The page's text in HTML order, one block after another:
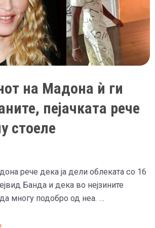
на Мадона ѝ ги
пејачката рече
стоеле
рече дека ја дели облеката со 16
Банда и дека во нејзините
многу подобро од неа. …